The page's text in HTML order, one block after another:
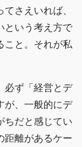
さえいれば、
という考え方で
こと。それが私
必ず「経営とデ
が、一般的にデ
ちだと感じてい
距離があるケー